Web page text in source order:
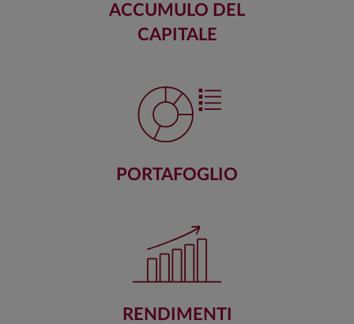
ACCUMULO DEL
CAPITALE
PORTAFOGLIO
RENDIMENTI